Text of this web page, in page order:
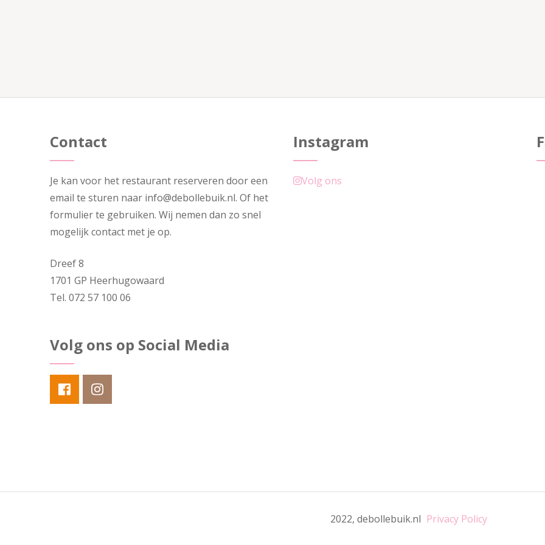
Contact
Je kan voor het restaurant reserveren door een
email te sturen naar info@debollebuik.nl. Of het
formulier te gebruiken. Wij nemen dan zo snel
mogelijk contact met je op.
Dreef 8
1701 GP Heerhugowaard
Tel. 072 57 100 06
Volg ons op Social Media
Instagram
Volg ons
2022, debollebuik.nl Privacy Policy